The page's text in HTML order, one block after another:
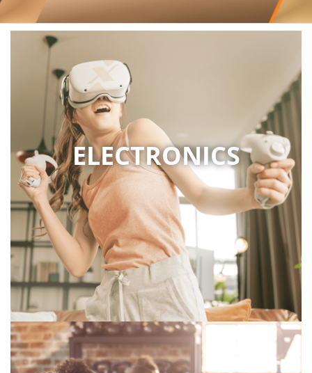
ELECTRONICS